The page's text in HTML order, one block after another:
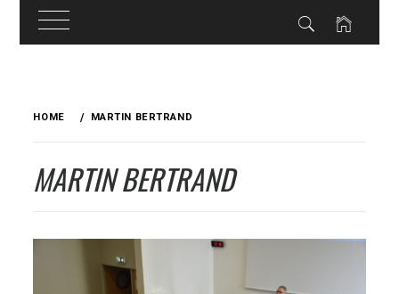
HOME MARTIN BERTRAND
MARTIN BERTRAND